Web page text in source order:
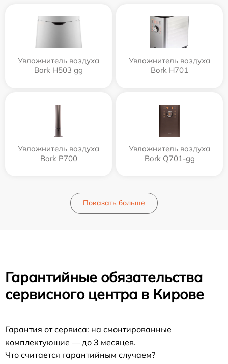
Увлажнитель воздуха
Bork H503 gg
Увлажнитель воздуха
Bork H701
Увлажнитель воздуха
Bork P700
Увлажнитель воздуха
Bork Q701-gg
Показать больше
Гарантийные обязательства
сервисного центра в Кирове
Гарантия от сервиса: на смонтированные
комплектующие — до 3 месяцев.
Что считается гарантийным случаем?